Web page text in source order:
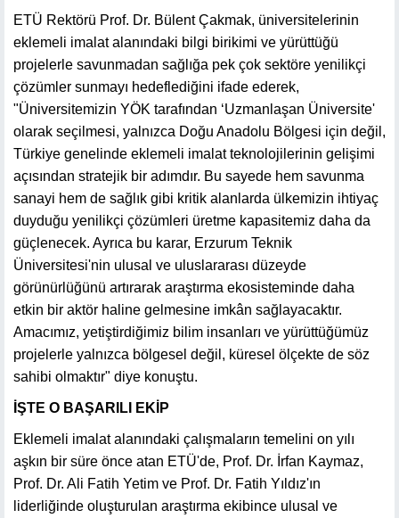
ETÜ Rektörü Prof. Dr. Bülent Çakmak, üniversitelerinin
eklemeli imalat alanındaki bilgi birikimi ve yürüttüğü
projelerle savunmadan sağlığa pek çok sektöre yenilikçi
çözümler sunmayı hedeflediğini ifade ederek,
"Üniversitemizin YÖK tarafından ‘Uzmanlaşan Üniversite'
olarak seçilmesi, yalnızca Doğu Anadolu Bölgesi için değil,
Türkiye genelinde eklemeli imalat teknolojilerinin gelişimi
açısından stratejik bir adımdır. Bu sayede hem savunma
sanayi hem de sağlık gibi kritik alanlarda ülkemizin ihtiyaç
duyduğu yenilikçi çözümleri üretme kapasitemiz daha da
güçlenecek. Ayrıca bu karar, Erzurum Teknik
Üniversitesi'nin ulusal ve uluslararası düzeyde
görünürlüğünü artırarak araştırma ekosisteminde daha
etkin bir aktör haline gelmesine imkân sağlayacaktır.
Amacımız, yetiştirdiğimiz bilim insanları ve yürüttüğümüz
projelerle yalnızca bölgesel değil, küresel ölçekte de söz
sahibi olmaktır" diye konuştu.
İŞTE O BAŞARILI EKİP
Eklemeli imalat alanındaki çalışmaların temelini on yılı
aşkın bir süre önce atan ETÜ'de, Prof. Dr. İrfan Kaymaz,
Prof. Dr. Ali Fatih Yetim ve Prof. Dr. Fatih Yıldız'ın
liderliğinde oluşturulan araştırma ekibince ulusal ve